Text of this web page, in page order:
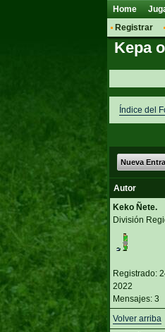
Home
Registrar
Kepa
Índice del
Nueva
Autor
Keko Ñete.
División
Registrado:
2022
Mensajes: 3
Volver arriba